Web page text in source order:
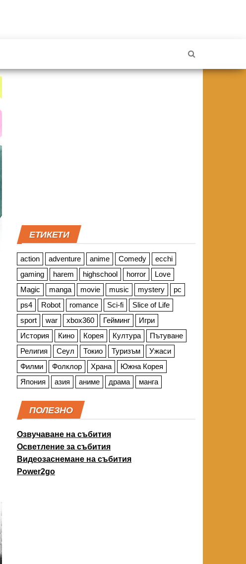
ЕТИКЕТИ
action adventure anime Comedy
ecchi
gaming
harem highschool horror
Love
Magic
manga movie music mystery
pc
ps4
Robot romance Sci-fi
Slice of Life
sport
war xbox360 Гейминг
Игри
История
Кино Корея Култура
Пътуване
Религия
Сеул Токио Туризъм
Ужаси
Филми
Фолклор Храна
Южна Корея
Япония
азия аниме драма манга
ПОЛЕЗНО
Озвучаване на събития
Осветление за събития
Видеозаснемане на събития
Power2go